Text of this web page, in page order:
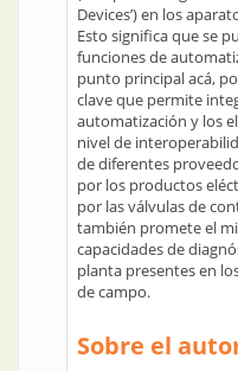
Devices’) en los
Esto significa que se
funciones de
punto principal acá,
clave que permite
automatización y los
nivel de
de diferentes
por los productos
por las válvulas de
también promete el
capacidades de
planta presentes en
de campo.
Sobre el